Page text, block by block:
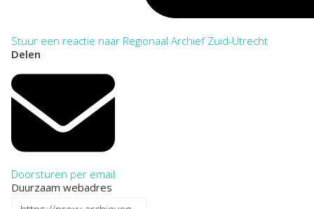
Stuur een reactie naar Regionaal Archief Zuid-Utrecht
Delen
Doorsturen per email
Duurzaam webadres